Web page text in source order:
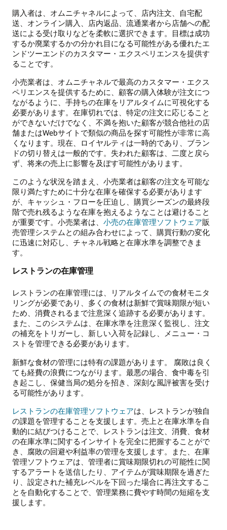
購入者は、オムニチャネルによって、店内注文、自宅配
送、オンライン購入、店内返品、流通業者から店舗への配
送による受け取りなどを柔軟に選択できます。目標は成功
するか廃業するかの分かれ目になる可能性がある優れたエ
ンドツーエンドのカスタマー・エクスペリエンスを提供す
ることです。
小売業者は、オムニチャネルで最高のカスタマー・エクス
ペリエンスを提供するために、顧客の購入体験が注文につ
ながるように、手持ちの在庫をリアルタイムに可視化する
必要があります。在庫切れでは、特定の注文に応じること
ができないだけでなく、不満を抱いた顧客が競合他社の店
舗またはWebサイトで類似の商品を探す可能性が非常に高
くなります。現在、ロイヤルティは一時的であり、ブラン
ドの切り替えは一般的です。失われた顧客は、二度と戻ら
ず、将来の売上に影響を及ぼす可能性があります。
このような状況を踏まえ、小売業者は顧客の注文を可能な
限り満たすために十分な在庫を確保する必要があります
が、キャッシュ・フローを圧迫し、購買シーズンの最終段
階で売れ残るような在庫を抱えるようなことは避けること
が重要です。小売業者は、 小売の在庫管理ソフトウェア販
売管理システムとの組み合わせによって、購買行動の変化
に迅速に対応し、チャネル戦略と在庫水準を調整できま
す。
レストランの在庫管理
レストランの在庫管理には、リアルタイムでの食材モニタ
リングが必要であり、多くの食材は新鮮で賞味期限が短い
ため、消費されるまで注意深く追跡する必要があります。
また、このシステムは、在庫水準を注意深く監視し、注文
の補充をトリガーし、新しい入荷を記録し、メニュー・コ
ストを管理できる必要があります。
新鮮な食材の管理には特有の課題があります。 腐敗は良く
ても経費の浪費につながります。最悪の場合、食中毒を引
き起こし、保健当局の処分を招き、深刻な風評被害を受け
る可能性があります。
レストランの在庫管理ソフトウェアは、レストランが独自
の課題を管理することを支援します。売上と在庫水準を自
動的に結びつけることで、レストランは注文、消費、食材
の在庫水準に関するインサイトを完全に把握することがで
き、腐敗の回避や利益率の管理を支援します。また、在庫
管理ソフトウェアは、管理者に賞味期限切れの可能性に関
するアラートを送信したり、アイテムが賞味期限を過ぎた
り、設定された補充レベルを下回った場合に再注文するこ
とを自動化することで、管理業務に費やす時間の短縮を支
援します。